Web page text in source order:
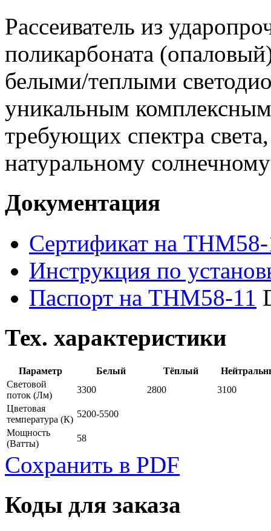
Рассеиватель из
поликарбоната
белыми/теплыми
уникальным
требующих спектра
натуральному
Документация
Сертификат на
Инструкция по
Паспорт на THM58-11
Тех. характеристики
Параметр Белый Тёплый
Световой
поток (Лм)
3300 2800
3100
Цветовая
температура (К)
5200-5500
Мощность
(Ватты)
58
Сохранить в PDF
Коды для заказа